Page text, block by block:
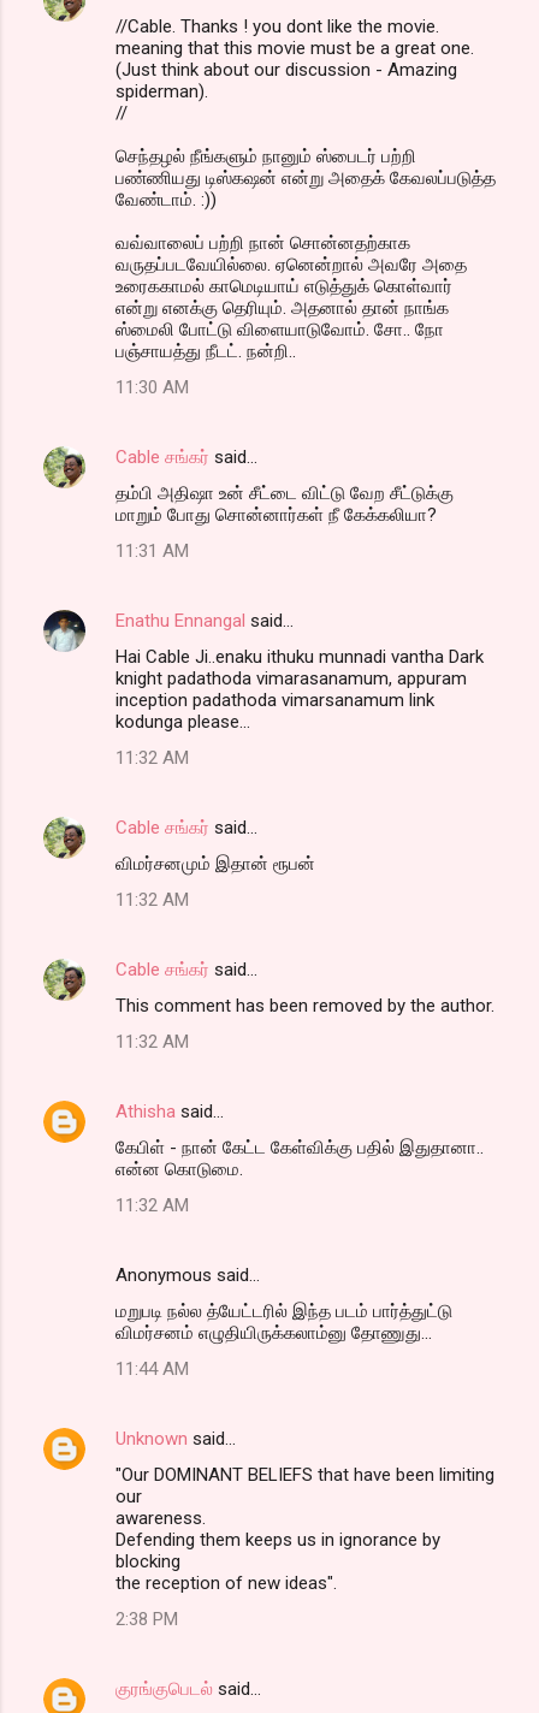
//Cable. Thanks ! you dont like the movie.
meaning that this movie must be a great one.
(Just think about our discussion - Amazing
spiderman).
//
செந்தழல் நீங்களும் நானும் ஸ்பைடர் பற்றி
பண்ணியது டிஸ்கஷன் என்று அதைக் கேவலப்படுத்த
வேண்டாம். :))
வவ்வாலைப் பற்றி நான் சொன்னதற்காக
வருதப்படவேயில்லை. ஏனென்றால் அவரே அதை
உரைககாமல் காமெடியாய் எடுத்துக் கொள்வார்
என்று எனக்கு தெரியும். அதனால் தான் நாங்க
ஸ்மைலி போட்டு விளையாடுவோம். சோ.. நோ
பஞ்சாயத்து நீடட். நன்றி..
11:30 AM
Cable சங்கர் said…
தம்பி அதிஷா உன் சீட்டை விட்டு வேற சீட்டுக்கு
மாறும் போது சொன்னார்கள் நீ கேக்கலியா?
11:31 AM
Enathu Ennangal said…
Hai Cable Ji..enaku ithuku munnadi vantha Dark
knight padathoda vimarasanamum, appuram
inception padathoda vimarsanamum link
kodunga please...
11:32 AM
Cable சங்கர் said…
விமர்சனமும் இதான் ரூபன்
11:32 AM
Cable சங்கர் said…
This comment has been removed by the author.
11:32 AM
Athisha said…
கேபிள் - நான் கேட்ட கேள்விக்கு பதில் இதுதானா..
என்ன கொடுமை.
11:32 AM
Anonymous said…
மறுபடி நல்ல த்யேட்டரில் இந்த படம் பார்த்துட்டு
விமர்சனம் எழுதியிருக்கலாம்னு தோணுது...
11:44 AM
Unknown said…
"Our DOMINANT BELIEFS that have been limiting
our
awareness.
Defending them keeps us in ignorance by
blocking
the reception of new ideas".
2:38 PM
குரங்குபெடல் said…